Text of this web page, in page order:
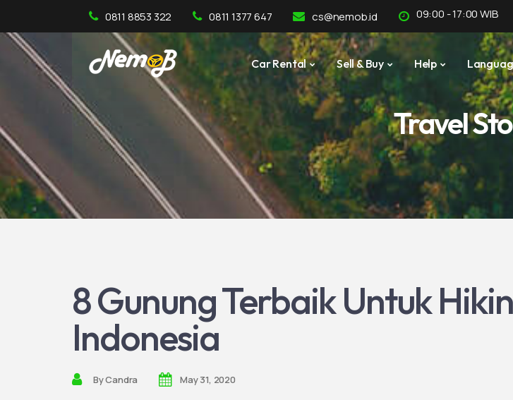
0811 8853 322 0811 1377 647 cs@nemob.id 09:00 - 17:00 WIB
Car Rental Sell & Buy Help
Travel
8 Gunung Terbaik Untuk
Indonesia
ByCandra May 31, 2020